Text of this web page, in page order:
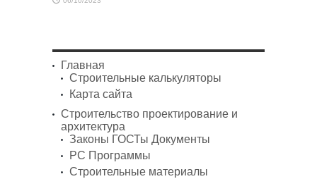
Главная
Строительные калькуляторы
Карта сайта
Строительство проектирование и
архитектура
Законы ГОСТы Документы
PC Программы
Строительные материалы